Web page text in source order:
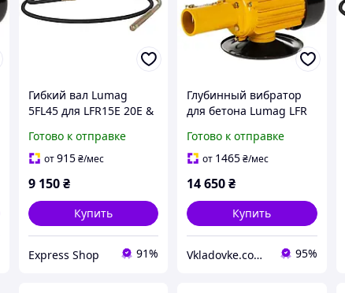
Гибкий вал Lumag
5FL45 для LFR15E 20E &
длина шланга 6 м
производительность
Готово к отправке
от915₴/мес
9 150₴
Купить
Express Shop 91%
Глубинный вибратор
для бетона Lumag LFR
скорость потока 1200 л/
ч высота выброса 15 м
Готово к отправке
от 1465₴/мес
14 650₴
Купить
Vkladovke.com.ua 95%